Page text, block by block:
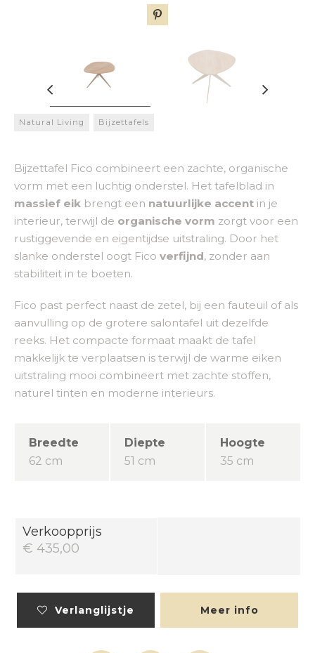
Natural Living Bijzettafels
Bijzettafel Fico combineert een zachte, organische
vorm met een luchtig onderstel. Het tafelblad in
massief eik brengt een natuurlijke accent in je
interieur, terwijl de organische vorm zorgt voor een
rustiggevende en eigentijdse uitstraling. Door het
slanke onderstel oogt Fico verfijnd, zonder aan
stabiliteit in te boeten.
Fico past perfect naast de zetel, bij een fauteuil of als
aanvulling op de grotere salontafel uit dezelfde
reeks. Het compacte formaat maakt de tafel
makkelijk te verplaatsen is terwijl de warme eiken
uitstraling mooi combineert met zachte stoffen,
naturel tinten en moderne interieurs.
Breedte
62 cm
Diepte
51 cm
Hoogte
35 cm
Verkoopprijs
€ 435,00
Verlanglijstje Meer info